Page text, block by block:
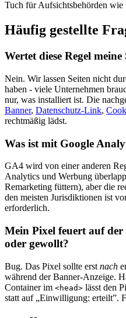
Tuch für Aufsichtsbehörden wie
Häufig gestellte
Wertet diese Regel meine
Nein. Wir lassen Seiten nicht
haben - viele Unternehmen
nur, was installiert ist. Die
Banner, Datenschutz-Link,
rechtmäßig lädst.
Was ist mit Google
GA4 wird von einer anderen
Analytics und Werbung
Remarketing füttern), aber die
den meisten Jurisdiktionen ist
erforderlich.
Mein Pixel feuert auf der
oder gewollt?
Bug. Das Pixel sollte erst nach
während der Banner-Anzeige.
Container im <head> lässt den
statt auf „Einwilligung: erteilt”.